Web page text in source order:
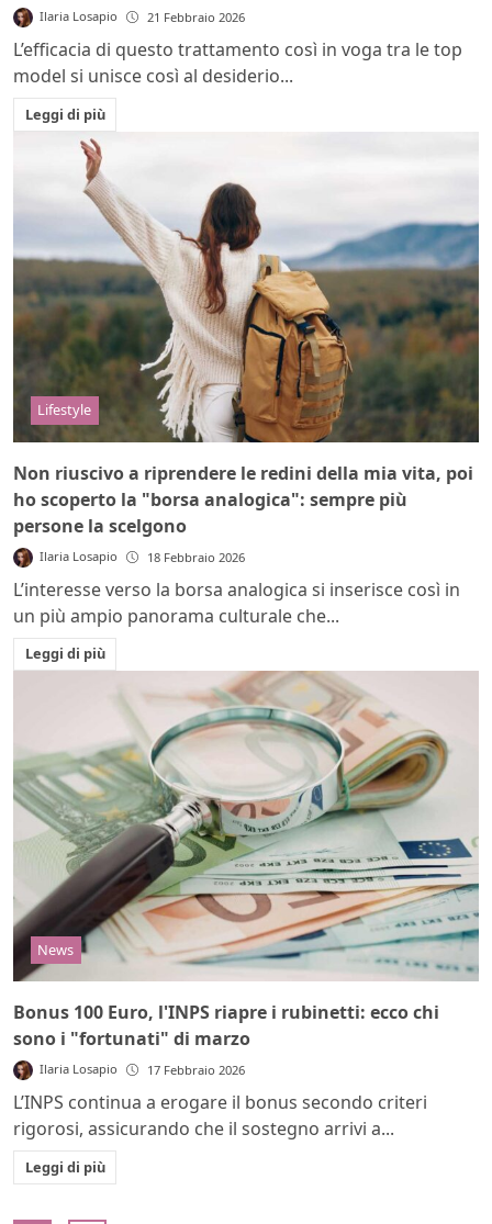
Ilaria Losapio 21 Febbraio 2026
L’efficacia di questo trattamento così in voga tra le top
model si unisce così al desiderio...
Leggi di più
Lifestyle
Non riuscivo a riprendere le redini della mia vita, poi
ho scoperto la "borsa analogica": sempre più
persone la scelgono
Ilaria Losapio 18 Febbraio 2026
L’interesse verso la borsa analogica si inserisce così in
un più ampio panorama culturale che...
Leggi di più
News
Bonus 100 Euro, l'INPS riapre i rubinetti: ecco chi
sono i "fortunati" di marzo
Ilaria Losapio 17 Febbraio 2026
L’INPS continua a erogare il bonus secondo criteri
rigorosi, assicurando che il sostegno arrivi a...
Leggi di più